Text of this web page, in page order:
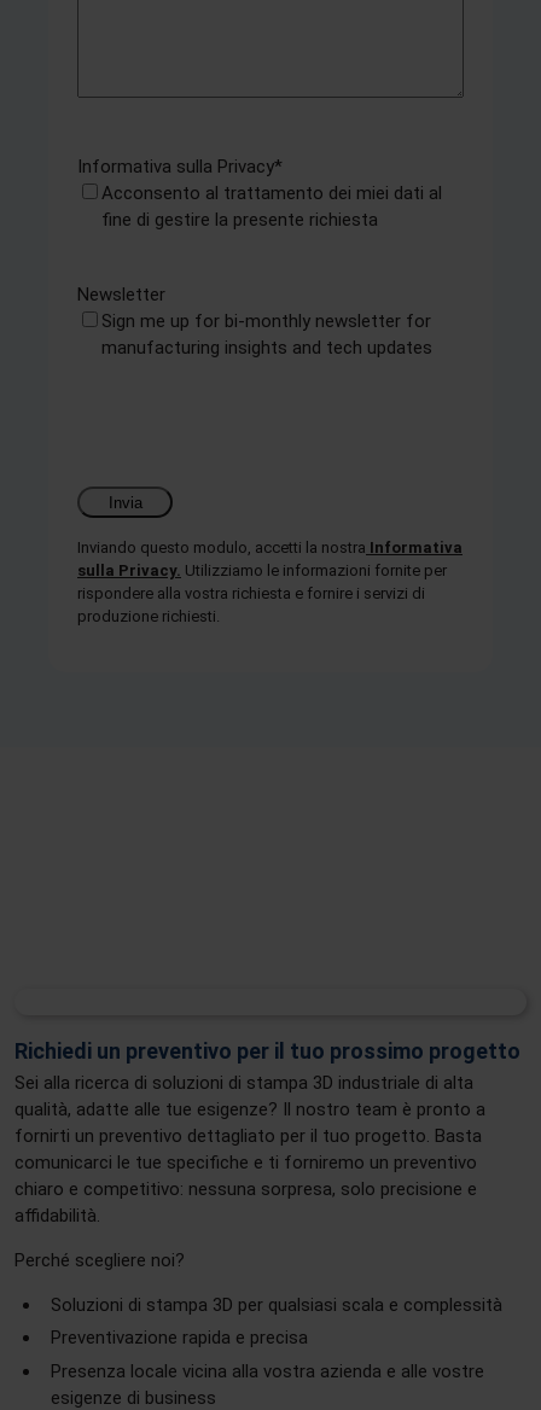
Informativa sulla Privacy*
Acconsento al trattamento dei miei dati al
fine di gestire la presente richiesta
Newsletter
Sign me up for bi-monthly newsletter for
manufacturing insights and tech updates
Inviando questo modulo, accetti la nostra Informativa
sulla Privacy. Utilizziamo le informazioni fornite per
rispondere alla vostra richiesta e fornire i servizi di
produzione richiesti.
Richiedi un preventivo per il tuo prossimo progetto
Sei alla ricerca di soluzioni di stampa 3D industriale di alta
qualità, adatte alle tue esigenze? Il nostro team è pronto a
fornirti un preventivo dettagliato per il tuo progetto. Basta
comunicarci le tue specifiche e ti forniremo un preventivo
chiaro e competitivo: nessuna sorpresa, solo precisione e
affidabilità.
Perché scegliere noi?
Soluzioni di stampa 3D per qualsiasi scala e complessità
Preventivazione rapida e precisa
Presenza locale vicina alla vostra azienda e alle vostre
esigenze di business